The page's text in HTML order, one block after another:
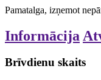
Pamatalga, izņemot
Informācija
Brīvdienu skaits